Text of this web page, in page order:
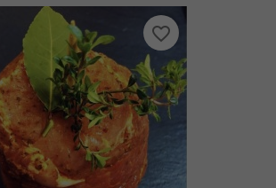
favorite_border